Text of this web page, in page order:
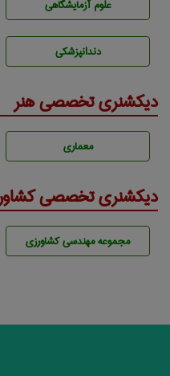
علوم آزمايشگاهی
دندانپزشكی
دیکشنری تخصصی هنر
معماری
دیکشنری تخصصی
مجموعه مهندسی كشاورزی